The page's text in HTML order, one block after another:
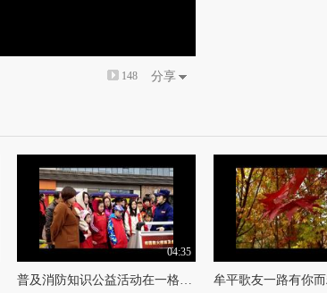
148 分享
04:35
普及消防知识公益活动在一格广场拓展